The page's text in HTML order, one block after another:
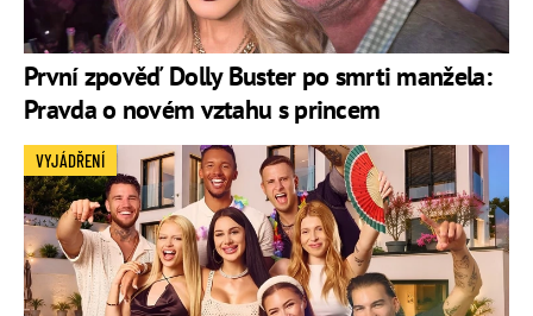
První zpověď Dolly Buster po smrti manžela:
Pravda o novém vztahu s princem
VYJÁDŘENÍ